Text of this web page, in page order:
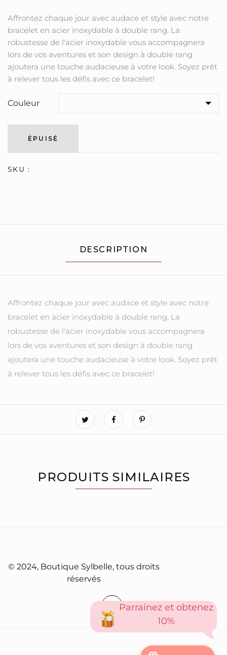
Affrontez chaque jour avec audace et style avec notre
bracelet en acier inoxydable à double rang. La
robustesse de l'acier inoxydable vous accompagnera
lors de vos aventures et son design à double rang
ajoutera une touche audacieuse à votre look. Soyez prêt
à relever tous les défis avec ce bracelet!
Couleur
ÉPUISÉ
SKU :
DESCRIPTION
Affrontez chaque jour avec audace et style avec notre
bracelet en acier inoxydable à double rang. La
robustesse de l'acier inoxydable vous accompagnera
lors de vos aventures et son design à double rang
ajoutera une touche audacieuse à votre look. Soyez prêt
à relever tous les défis avec ce bracelet!
PRODUITS SIMILAIRES
© 2024, Boutique Sylbelle, tous droits
réservés
© 2024, Boutique Sylbelle, tous droits réservés
Parrainez et obtenez
10%